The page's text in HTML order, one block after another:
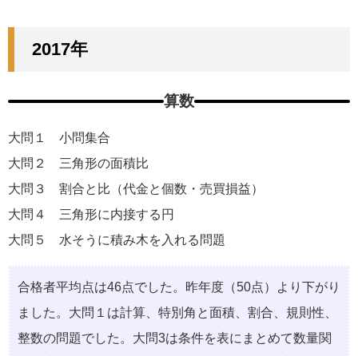
2017年
算数
大問１ 小問集合
大問２ 三角形の面積比
大問３ 割合と比（代金と個数・売買損益）
大問４ 三角形に内接する円
大問５ 水そうに積み木を入れる問題
合格者平均点は46点でした。昨年度（50点）より下がり
ました。大問１は計算、特別角と面積、割合、規則性、
整数の問題でした。大問3は条件を表にまとめて数量関